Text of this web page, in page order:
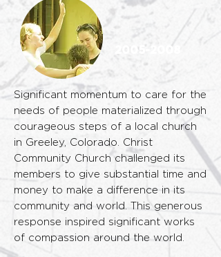
2005-2008
Significant momentum to care for the
needs of people materialized through
courageous steps of a local church
in Greeley, Colorado. Christ
Community Church challenged its
members to give substantial time and
money to make a difference in its
community and world. This generous
response inspired significant works
of compassion around the world.